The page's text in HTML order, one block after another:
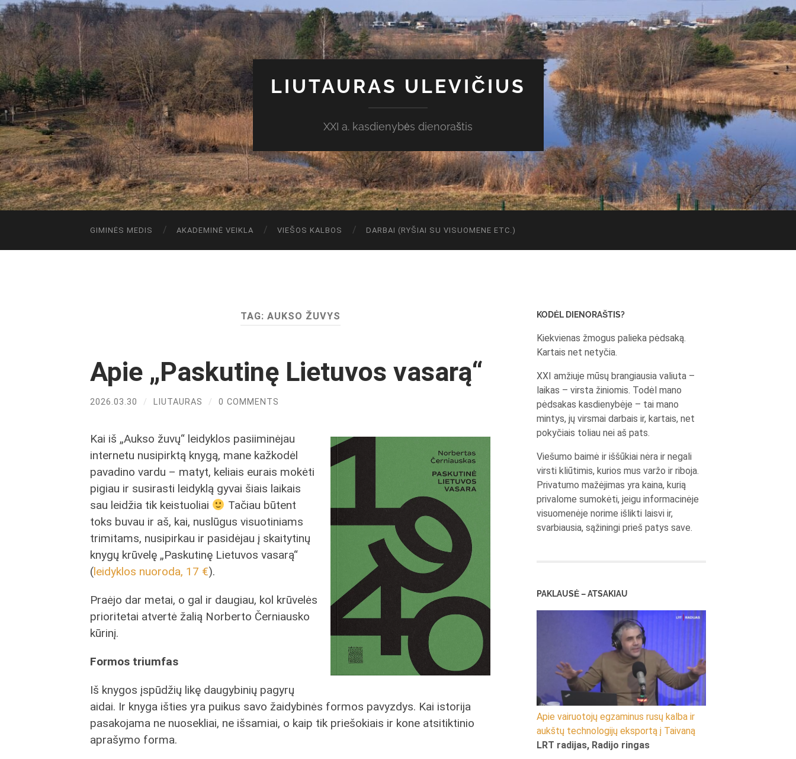
LIUTAURAS ULEVIČIUS
XXI a. kasdienybės dienoraštis
GIMINĖS MEDIS AKADEMINĖ VEIKLA VIEŠOS KALBOS DARBAI (RYŠIAI SU VISUOMENE ETC.)
TAG: AUKSO ŽUVYS
Apie „Paskutinę Lietuvos vasarą“
2026.03.30 / LIUTAURAS / 0 COMMENTS
Kai iš „Aukso žuvų“ leidyklos pasiiminėjau
internetu nusipirktą knygą, mane kažkodėl
pavadino vardu – matyt, keliais eurais mokėti
pigiau ir susirasti leidyklą gyvai šiais laikais
sau leidžia tik keistuoliai
Tačiau būtent
toks buvau ir aš, kai, nuslūgus visuotiniams
trimitams, nusipirkau ir pasidėjau į skaitytinų
knygų krūvelę „Paskutinę Lietuvos vasarą“
(leidyklos nuoroda, 17 €).
Praėjo dar metai, o gal ir daugiau, kol krūvelės
prioritetai atvertė žalią Norberto Černiausko
kūrinį.
Formos triumfas
Iš knygos įspūdžių likę daugybinių pagyrų
aidai. Ir knyga išties yra puikus savo žaidybinės formos pavyzdys. Kai istorija
pasakojama ne nuosekliai, ne išsamiai, o kaip tik priešokiais ir kone atsitiktinio
aprašymo forma.
KODĖL DIENORAŠTIS?
Kiekvienas žmogus palieka pėdsaką.
Kartais net netyčia.
XXI amžiuje mūsų brangiausia valiuta –
laikas – virsta žiniomis. Todėl mano
pėdsakas kasdienybėje – tai mano
mintys, jų virsmai darbais ir, kartais, net
pokyčiais toliau nei aš pats.
Viešumo baimė ir iššūkiai nėra ir negali
virsti kliūtimis, kurios mus varžo ir riboja.
Privatumo mažėjimas yra kaina, kurią
privalome sumokėti, jeigu informacinėje
visuomenėje norime išlikti laisvi ir,
svarbiausia, sąžiningi prieš patys save.
PAKLAUSĖ – ATSAKIAU
Apie vairuotojų egzaminus rusų kalba ir
aukštų technologijų eksportą į Taivaną
LRT radijas, Radijo ringas